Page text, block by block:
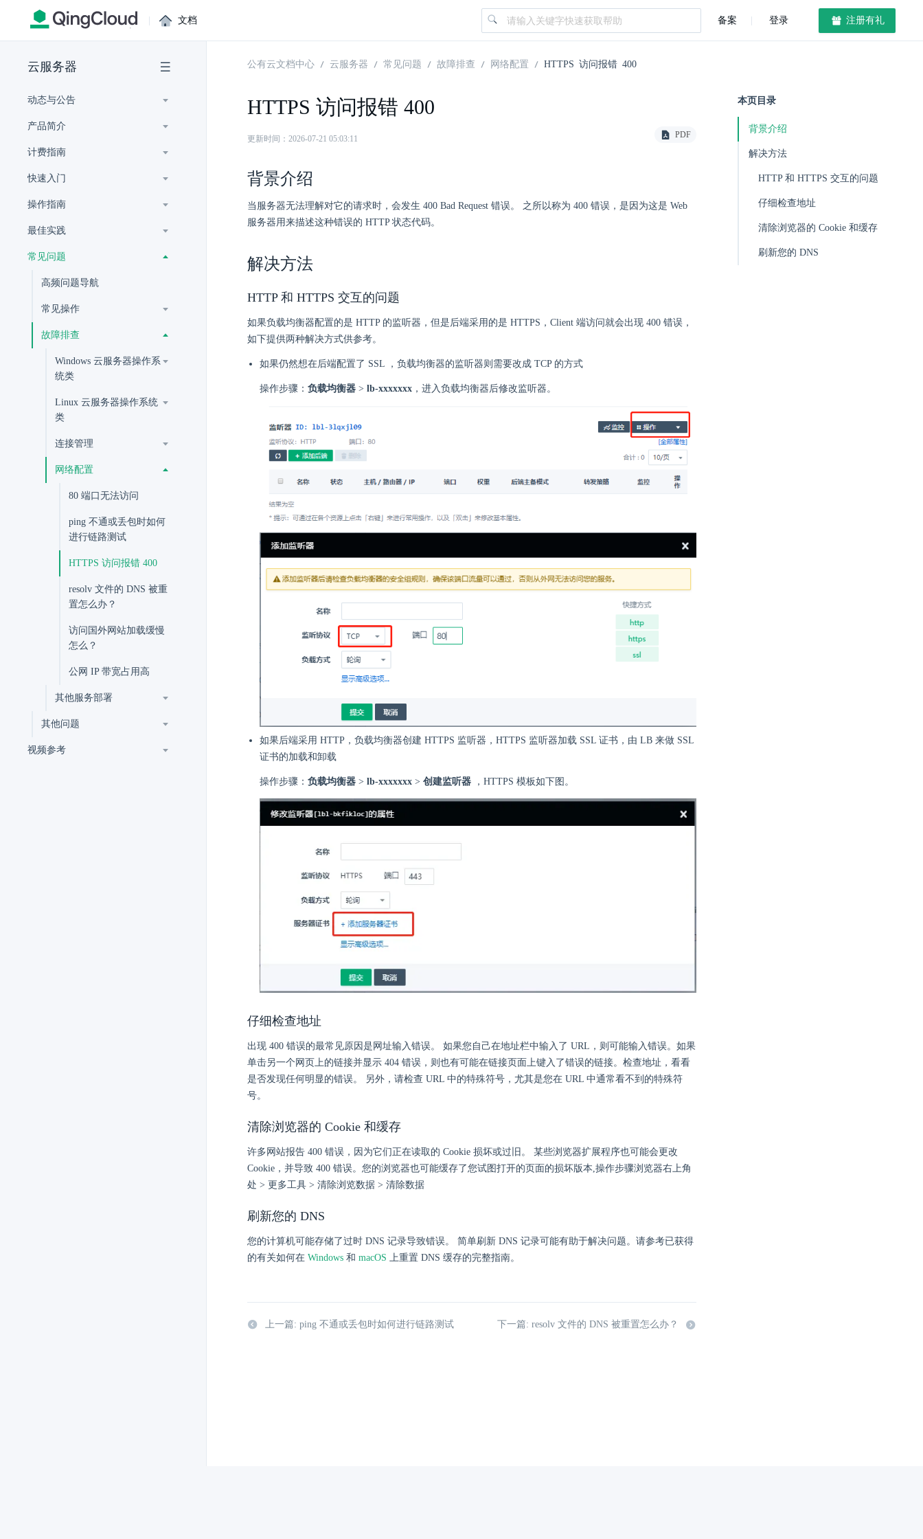
| 文档 备案 登录 注册有礼
云服务器
动态与公告
产品简介
计费指南
快速入门
操作指南
最佳实践
常见问题
高频问题导航
常见操作
故障排查
Windows 云服务器操作系
统类
Linux 云服务器操作系统
类
连接管理
网络配置
80 端口无法访问
ping 不通或丢包时如何
进行链路测试
HTTPS 访问报错 400
resolv 文件的 DNS 被重
置怎么办？
访问国外网站加载缓慢
怎么？
公网 IP 带宽占用高
其他服务部署
其他问题
视频参考
公有云文档中心 云服务器 常见问题 故障排查 网络配置 HTTPS 访问报错 400
HTTPS 访问报错 400
更新时间：2026-07-21 05:03:11 PDF
背景介绍
当服务器无法理解对它的请求时，会发生 400 Bad Request 错误。 之所以称为 400 错误，是因为这是 Web
服务器用来描述这种错误的 HTTP 状态代码。
解决方法
HTTP 和 HTTPS 交互的问题
如果负载均衡器配置的是 HTTP 的监听器，但是后端采用的是 HTTPS，Client 端访问就会出现 400 错误，
如下提供两种解决方式供参考。
如果仍然想在后端配置了 SSL ，负载均衡器的监听器则需要改成 TCP 的方式
操作步骤： 负载均衡器 > lb-xxxxxxx ，进入负载均衡器后修改监听器。
如果后端采用 HTTP，负载均衡器创建 HTTPS 监听器，HTTPS 监听器加载 SSL 证书，由 LB 来做 SSL
证书的加载和卸载
操作步骤： 负载均衡器 > lb-xxxxxxx > 创建监听器 ，HTTPS 模板如下图。
仔细检查地址
出现 400 错误的最常见原因是网址输入错误。 如果您自己在地址栏中输入了 URL，则可能输入错误。如果
单击另一个网页上的链接并显示 404 错误，则也有可能在链接页面上键入了错误的链接。检查地址，看看
是否发现任何明显的错误。 另外，请检查 URL 中的特殊符号，尤其是您在 URL 中通常看不到的特殊符
号。
清除浏览器的 Cookie 和缓存
许多网站报告 400 错误，因为它们正在读取的 Cookie 损坏或过旧。 某些浏览器扩展程序也可能会更改
Cookie，并导致 400 错误。您的浏览器也可能缓存了您试图打开的页面的损坏版本,操作步骤浏览器右上角
处 > 更多工具 > 清除浏览数据 > 清除数据
刷新您的 DNS
您的计算机可能存储了过时 DNS 记录导致错误。 简单刷新 DNS 记录可能有助于解决问题。请参考已获得
的有关如何在 Windows 和 macOS 上重置 DNS 缓存的完整指南。
上一篇: ping 不通或丢包时如何进行链路测试 下一篇: resolv 文件的 DNS 被重置怎么办？
本页目录
背景介绍
解决方法
HTTP 和 HTTPS 交互的问题
仔细检查地址
清除浏览器的 Cookie 和缓存
刷新您的 DNS